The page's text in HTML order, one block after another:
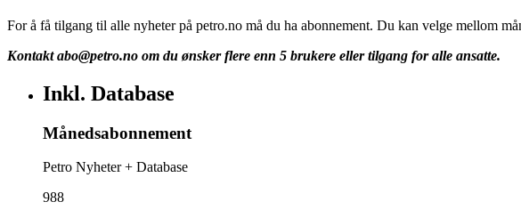
For å få tilgang til alle nyheter på petro.no må du ha abonnement. Du kan velge mellom
Kontakt abo@petro.no om du ønsker flere enn 5 brukere eller tilgang for alle ansatte.
Inkl. Database
Månedsabonnement
Petro Nyheter + Database
988